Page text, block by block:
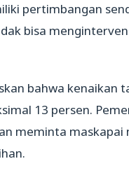
pertimbangan
bisa
bahwa
13 persen.
meminta